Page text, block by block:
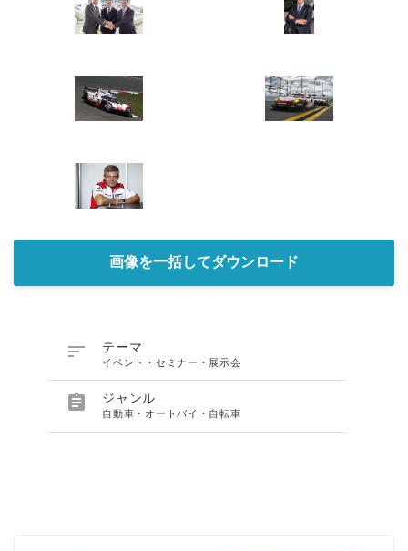
画像を一括してダウンロード
 テーマ
イベント・セミナー・展示会
 ジャンル
自動車・オートバイ・自転車